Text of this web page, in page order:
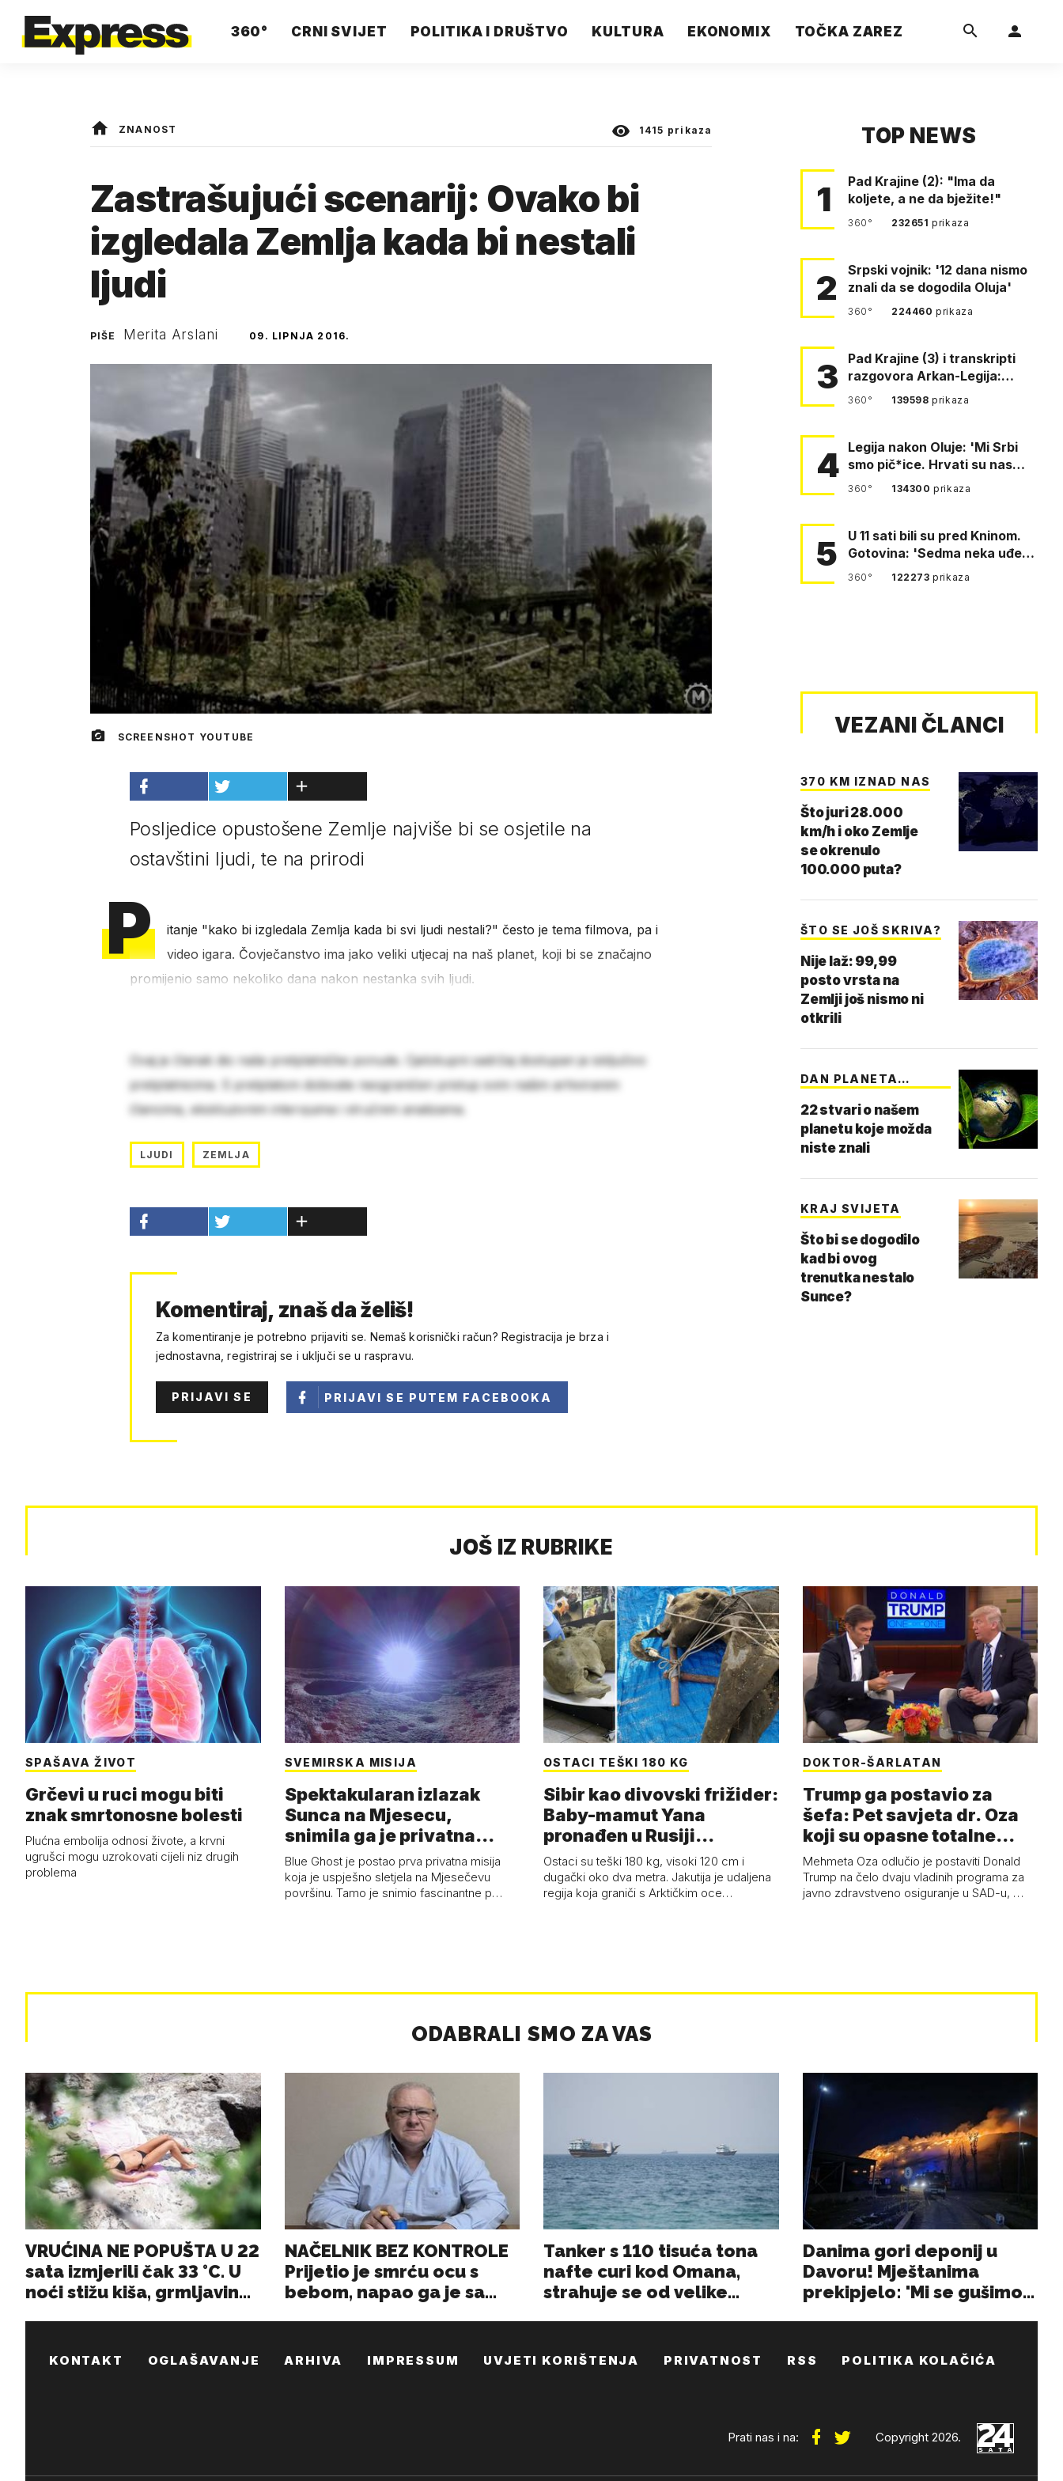
360° CRNI SVIJET POLITIKA I DRUŠTVO KULTURA EKONOMIX TOČKA ZAREZ
ZNANOST 1415 prikaza
Zastrašujući scenarij: Ovako bi
izgledala Zemlja kada bi nestali
ljudi
PIŠE Merita Arslani 09. LIPNJA 2016.
SCREENSHOT YOUTUBE
Posljedice opustošene Zemlje najviše bi se osjetile na
ostavštini ljudi, te na prirodi
P
itanje "kako bi izgledala Zemlja kada bi svi ljudi nestali?" često je tema filmova, pa i
video igara. Čovječanstvo ima jako veliki utjecaj na naš planet, koji bi se značajno
promijenio samo nekoliko dana nakon nestanka svih ljudi.
Ovaj je članak dio naše pretplatničke ponude. Cjelokupni sadržaj dostupan je isključivo
pretplatnicima. S pretplatom dobivate neograničen pristup svim našim arhiviranim
člancima, ekskluzivnim intervjuima i stručnim analizama.
LJUDI ZEMLJA
Komentiraj, znaš da želiš!
Za komentiranje je potrebno prijaviti se. Nemaš korisnički račun? Registracija je brza i
jednostavna, registriraj se i uključi se u raspravu.
PRIJAVI SE PRIJAVI SE PUTEM FACEBOOKA
TOP NEWS
1
Pad Krajine (2): "Ima da
koljete, a ne da bježite!"
360° 232651prikaza
2
Srpski vojnik: '12 dana nismo
znali da se dogodila Oluja'
360° 224460prikaza
3
Pad Krajine (3) i transkripti
razgovora Arkan-Legija:
'Čujem, prelazite ustašam…
360° 139598prikaza
4 Legija nakon Oluje: 'Mi Srbi
smo pič*ice. Hrvati su nas
pomeli!'
360° 134300prikaza
5
U 11 sati bili su pred Kninom.
Gotovina: 'Sedma neka uđe,
4. gardijska neka g…
360° 122273prikaza
VEZANI ČLANCI
370 KM IZNAD NAS
Što juri 28.000
km/h i oko Zemlje
se okrenulo
100.000 puta?
ŠTO SE JOŠ SKRIVA?
Nije laž: 99,99
posto vrsta na
Zemlji još nismo ni
otkrili
DAN PLANETA
22 stvari o našem
planetu koje možda
niste znali
KRAJ SVIJETA
Što bi se dogodilo
kad bi ovog
trenutka nestalo
Sunce?
JOŠ IZ RUBRIKE
SPAŠAVA ŽIVOT
Grčevi u ruci mogu biti
znak smrtonosne bolesti
Plućna embolija odnosi živote, a krvni
ugrušci mogu uzrokovati cijeli niz drugih
problema
SVEMIRSKA MISIJA
Spektakularan izlazak
Sunca na Mjesecu,
snimila ga je privatna
letjelica - 'Pla…
Blue Ghost je postao prva privatna misija
koja je uspješno sletjela na Mjesečevu
površinu. Tamo je snimio fascinantne p…
OSTACI TEŠKI 180 KG
Sibir kao divovski frižider:
Baby-mamut Yana
pronađen u Rusiji
najsačuvaniji je…
Ostaci su teški 180 kg, visoki 120 cm i
dugački oko dva metra. Jakutija je udaljena
regija koja graniči s Arktičkim oce…
DOKTOR-ŠARLATAN
Trump ga postavio za
šefa: Pet savjeta dr. Oza
koji su opasne totalne
budalašti…
Mehmeta Oza odlučio je postaviti Donald
Trump na čelo dvaju vladinih programa za
javno zdravstveno osiguranje u SAD-u, …
KONTAKT OGLAŠAVANJE ARHIVA IMPRESSUM UVJETI KORIŠTENJA PRIVATNOST RSS POLITIKA KOLAČIĆA
Prati nas i na: Copyright 2026.